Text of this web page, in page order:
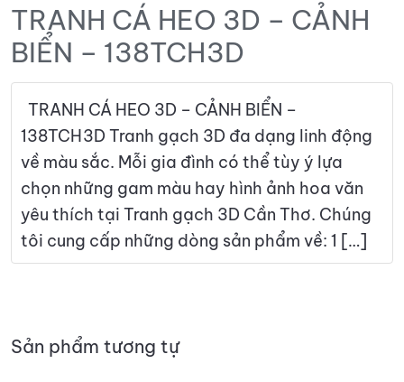
TRANH CÁ HEO 3D – CẢNH
BIỂN – 138TCH3D
TRANH CÁ HEO 3D – CẢNH BIỂN –
138TCH3D Tranh gạch 3D đa dạng linh động
về màu sắc. Mỗi gia đình có thể tùy ý lựa
chọn những gam màu hay hình ảnh hoa văn
yêu thích tại Tranh gạch 3D Cần Thơ. Chúng
tôi cung cấp những dòng sản phẩm về: 1 […]
Sản phẩm tương tự